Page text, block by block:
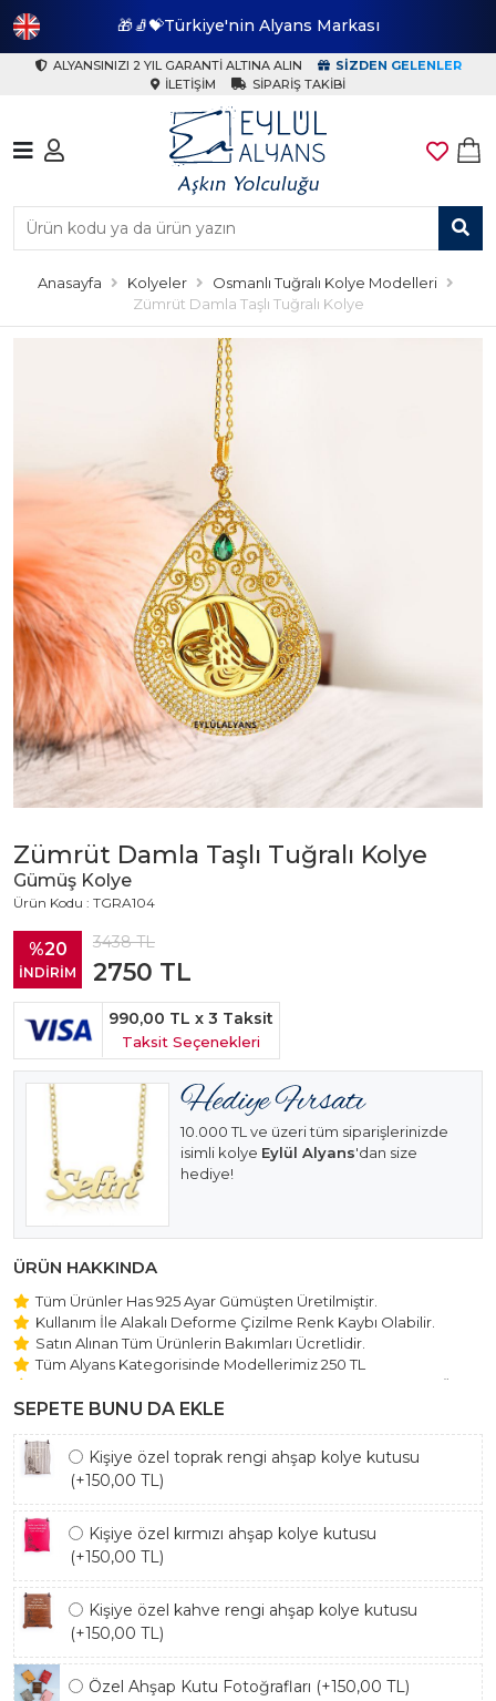
🎁🧦💝Türkiye'nin Alyans Markası
ALYANSINIZI 2 YIL GARANTI ALTINA ALIN
SIZDEN GELENLER
İLETIŞIM
SIPARIŞ TAKIBI
Anasayfa Kolyeler
Osmanlı Tuğralı Kolye Modelleri
Zümrüt Damla Taşlı Tuğralı Kolye
Zümrüt Damla Taşlı Tuğralı Kolye
Gümüş Kolye
Ürün Kodu : TGRA104
%20
İNDİRİM
3438TL
2750 TL
990,00 TL x 3 Taksit
Taksit Seçenekleri
10.000 TL ve üzeri tüm siparişlerinizde
isimli kolye Eylül Alyans'dan size
hediye!
ÜRÜN HAKKINDA
Tüm Ürünler Has 925 Ayar Gümüşten Üretilmiştir.
Kullanım İle Alakalı Deforme Çizilme Renk Kaybı Olabilir.
Satın Alınan Tüm Ürünlerin Bakımları Ücretlidir.
Tüm Alyans Kategorisinde Modellerimiz 250 TL
Beştaş Tektaş Kolye ve Bileklik Modellerimiz 150 TL Sabit Ücret
ile Hareket Edilmektedir.
SEPETE BUNU DA EKLE
Kişiye özel toprak rengi ahşap kolye kutusu
(+150,00 TL)
Kişiye özel kırmızı ahşap kolye kutusu
(+150,00 TL)
Kişiye özel kahve rengi ahşap kolye kutusu
(+150,00 TL)
Özel Ahşap Kutu Fotoğrafları (+150,00 TL)